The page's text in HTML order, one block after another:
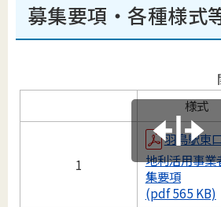
募集要項・各種様式
様式
1
羽鳥駅東
地利活用事業
集要項
(pdf 565 KB)